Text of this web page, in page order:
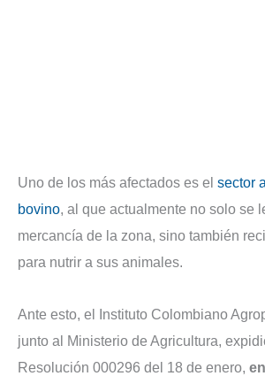
Uno de los más afectados es el sector
bovino, al que actualmente no solo se
mercancía de la zona, sino también
para nutrir a sus animales.
Ante esto, el Instituto Colombiano
junto al Ministerio de Agricultura,
Resolución 000296 del 18 de enero,